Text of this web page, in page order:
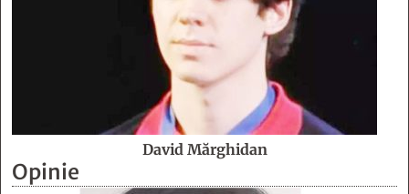
David Mărghidan
Opinie